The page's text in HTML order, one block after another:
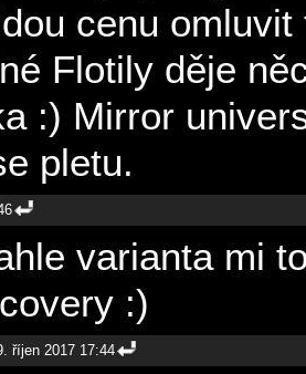
cenu
Flotily děje
:) Mirror
pletu.
varianta mi
:)
říjen 2017 17:44